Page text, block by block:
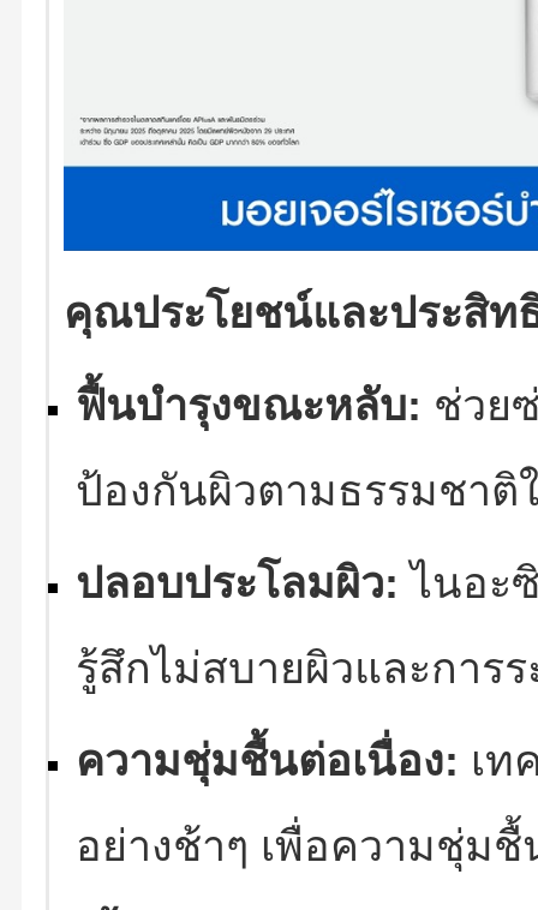
คุณประโยชน์และประสิท
ฟื้นบำรุงขณะหลับ: ช่วย
ป้องกันผิวตามธรรมชาติ
ปลอบประโลมผิว: ไนอะ
รู้สึกไม่สบายผิวและการร
ความชุ่มชื้นต่อเนื่อง: เท
อย่างช้าๆ เพื่อความชุ่ม